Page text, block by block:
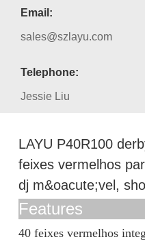
Email:
sales@szlayu.com
Telephone:
Jessie Liu
LAYU P40R100
feixes vermelhos
dj m&oacute;vel,
Features
40 feixes vermelhos